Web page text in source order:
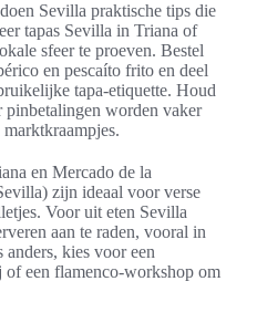
Sevilla praktische tips die
tapas Sevilla in Triana of
sfeer te proeven. Bestel
en pescaíto frito en deel
tapa-etiquette. Houd
pinbetalingen worden vaker
marktkraampjes.
en Mercado de la
zijn ideaal voor verse
Voor uit eten Sevilla
aan te raden, vooral in
kies voor een
een flamenco-workshop om